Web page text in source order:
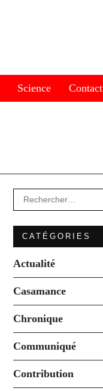
Science Contact
Rechercher :
CATÉGORIES
Actualité
Casamance
Chronique
Communiqué
Contribution